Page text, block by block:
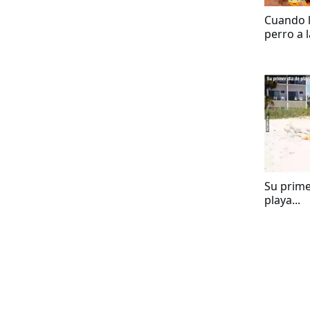
Cuando
perro a
Su
playa...